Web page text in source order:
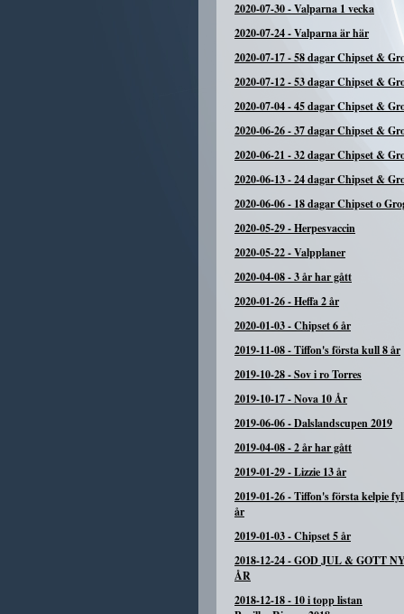
2020-07-30-Valparna 1 vecka
2020-07-24-Valparna är här
2020-07-17-58 dagar Chipset &
2020-07-12-53 dagar Chipset &
2020-07-04-45 dagar Chipset &
2020-06-26-37 dagar Chipset &
2020-06-21 -32 dagar Chipset &
2020-06-13-24 dagar Chipset &
2020-06-06- 18 dagar Chipset o
2020-05-29-Herpesvaccin
2020-05-22-Valpplaner
2020-04-08-3 år har gått
2020-01-26-Heffa 2 år
2020-01-03-Chipset 6 år
2019-11-08-Tiffon's första kull 8 år
2019-10-28-Sov i ro Torres
2019-10-17-Nova 10 År
2019-06-06-Dalslandscupen 2019
2019-04-08-2 år har gått
2019-01-29-Lizzie 13 år
2019-01-26-Tiffon's första kelpie
år
2019-01-03-Chipset 5 år
2018-12-24-GOD JUL & GOTT
ÅR
2018-12-18- 10 i topp listan